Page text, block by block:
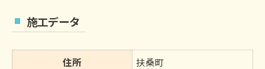
施工データ
住所
扶桑町